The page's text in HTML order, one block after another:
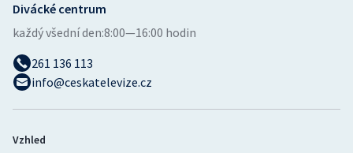
Divácké centrum
každý všední den:8:00—16:00 hodin
261 136 113
info@ceskatelevize.cz
Vzhled